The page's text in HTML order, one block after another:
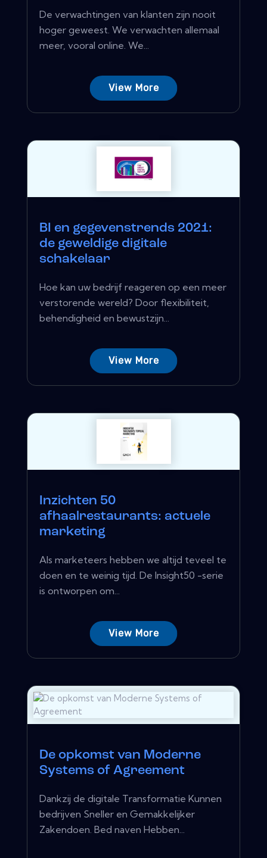
De verwachtingen van klanten zijn nooit
hoger geweest. We verwachten allemaal
meer, vooral online. We...
View More
BI en gegevenstrends 2021:
de geweldige digitale
schakelaar
Hoe kan uw bedrijf reageren op een meer
verstorende wereld? Door flexibiliteit,
behendigheid en bewustzijn...
View More
Inzichten 50
afhaalrestaurants: actuele
marketing
Als marketeers hebben we altijd teveel te
doen en te weinig tijd. De Insight50 -serie
is ontworpen om...
View More
De opkomst van Moderne
Systems of Agreement
Dankzij de digitale Transformatie Kunnen
bedrijven Sneller en Gemakkelijker
Zakendoen. Bed naven Hebben...